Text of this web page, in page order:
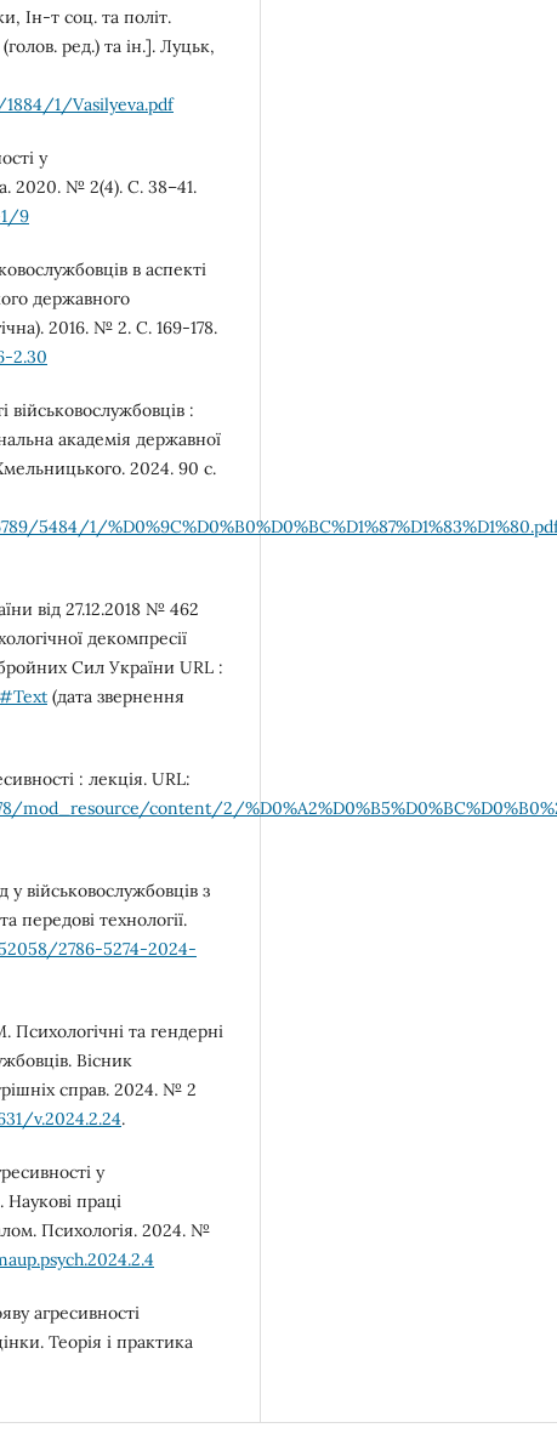
Ін-т соц. та політ.
ред.) та ін.]. Луцьк,
1/Vasilyeva.pdf
у
2020. № 2(4). С. 38–41.
1/9
в аспекті
державного
2016. № 2. С. 169-178.
2.30
:
академія державної
2024. 90 с.
5484/1/
від 27.12.2018 № 462
декомпресії
Сил України URL :
(дата звернення
: лекція. URL:
content/2/
військовослужбовців з
передові технології.
2786-5274-2024-
та гендерні
Вісник
справ. 2024. № 2
v.2024.2.24.
у
Наукові праці
Психологія. 2024. №
агресивності
Теорія і практика